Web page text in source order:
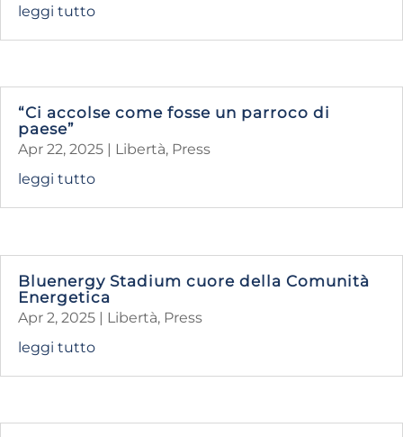
leggi tutto
“Ci accolse come fosse un parroco di
paese”
Apr 22, 2025 | Libertà, Press
leggi tutto
Bluenergy Stadium cuore della Comunità
Energetica
Apr 2, 2025 | Libertà, Press
leggi tutto